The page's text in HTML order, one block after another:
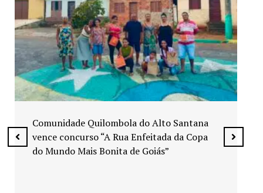
Exposição “Arte em Cores” leva pinturas a
espaços públicos de Senador Canedo